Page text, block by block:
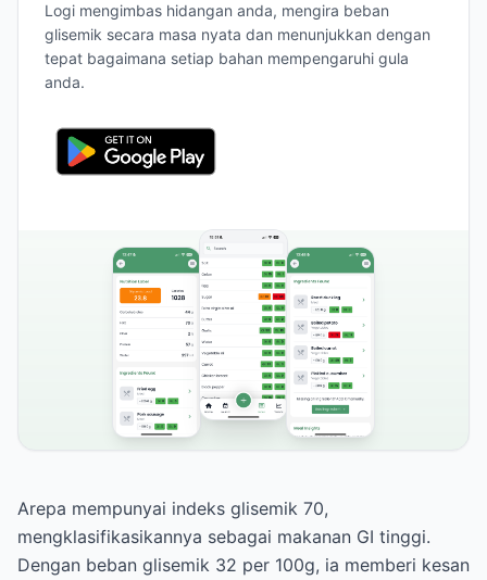
Logi mengimbas hidangan anda, mengira beban
glisemik secara masa nyata dan menunjukkan dengan
tepat bagaimana setiap bahan mempengaruhi gula
anda.
Arepa mempunyai indeks glisemik 70,
mengklasifikasikannya sebagai makanan GI tinggi.
Dengan beban glisemik 32 per 100g, ia memberi kesan